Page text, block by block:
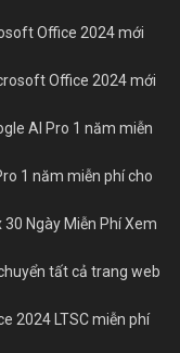
Office 2024 mới
Office 2024 mới
AI Pro 1 năm miễn
1 năm miễn phí cho
Ngày Miễn Phí Xem
tất cả trang web
2024 LTSC miễn phí